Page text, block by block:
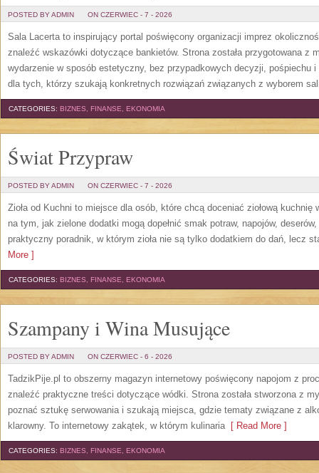
POSTED BY ADMIN ON CZERWIEC - 7 - 2026
Sala Lacerta to inspirujący portal poświęcony organizacji imprez
znaleźć wskazówki dotyczące bankietów. Strona została przygotowana z
wydarzenie w sposób estetyczny, bez przypadkowych decyzji, pośpiechu
dla tych, którzy szukają konkretnych rozwiązań związanych z wyborem
CATEGORIES: BIZNES, FINANSE, EKONOMIA
Świat Przypraw
POSTED BY ADMIN ON CZERWIEC - 7 - 2026
Zioła od Kuchni to miejsce dla osób, które chcą doceniać ziołową
na tym, jak zielone dodatki mogą dopełnić smak potraw, napojów,
praktyczny poradnik, w którym zioła nie są tylko dodatkiem do dań, lecz
More ]
CATEGORIES: BIZNES, FINANSE, EKONOMIA
Szampany i Wina Musujące
POSTED BY ADMIN ON CZERWIEC - 6 - 2026
TadzikPije.pl to obszerny magazyn internetowy poświęcony napojom z
znaleźć praktyczne treści dotyczące wódki. Strona została stworzona z
poznać sztukę serwowania i szukają miejsca, gdzie tematy związane z
klarowny. To internetowy zakątek, w którym kulinaria[ Read More ]
CATEGORIES: BIZNES, FINANSE, EKONOMIA